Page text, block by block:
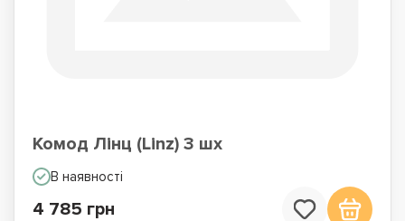
Комод Лінц (Linz) 3 шх
В наявності
4 785 грн